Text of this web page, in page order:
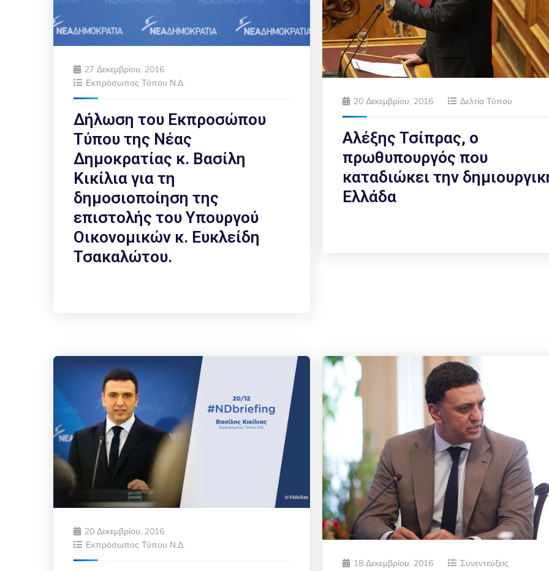
27 Δεκεμβρίου, 2016
Εκπρόσωπος Τύπου Ν.Δ.
Δήλωση του Εκπροσώπου
Τύπου της Νέας
Δημοκρατίας κ. Βασίλη
Κικίλια για τη
δημοσιοποίηση της
επιστολής του Υπουργού
Οικονομικών κ. Ευκλείδη
Τσακαλώτου.
20 Δεκεμβρίου, 2016 Δελτία Τύπου
Αλέξης Τσίπρας, ο
πρωθυπουργός που
καταδιώκει την
Ελλάδα
20 Δεκεμβρίου, 2016
Εκπρόσωπος Τύπου Ν.Δ.
18 Δεκεμβρίου, 2016 Συνεντεύξεις